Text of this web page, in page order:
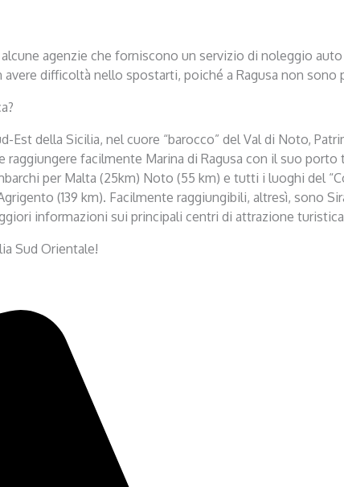
agenzie che forniscono un servizio di noleggio
difficoltà nello spostarti, poiché a Ragusa non
Est della Sicilia, nel cuore “barocco” del Val di Noto,
facilmente Marina di Ragusa con il suo porto
per Malta (25km) Noto (55 km) e tutti i luoghi del
(139 km). Facilmente raggiungibili, altresì, sono
informazioni sui principali centri di attrazione
Sud Orientale!